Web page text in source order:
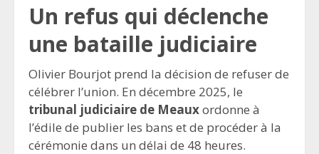
Un refus qui déclenche
une bataille judiciaire
Olivier Bourjot prend la décision de refuser de
célébrer l’union. En décembre 2025, le
tribunal judiciaire de Meauxordonne à
l’édile de publier les bans et de procéder à la
cérémonie dans un délai de 48 heures.